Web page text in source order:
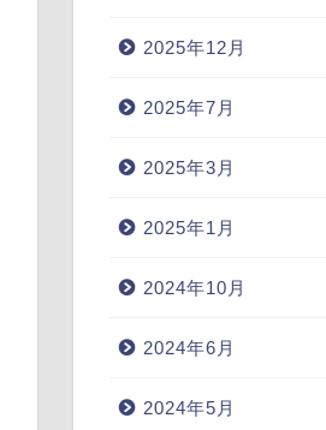
2025年12月
2025年7月
2025年3月
2025年1月
2024年10月
2024年6月
2024年5月